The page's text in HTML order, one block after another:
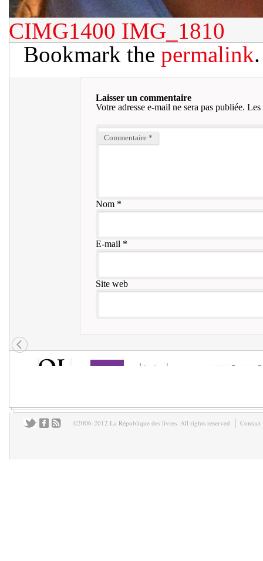
CIMG1400 IMG_1810
Bookmark the permalink.
Laisser un commentaire
Votre adresse e-mail ne sera pas publiée. Les
Commentaire *
Nom*
E-mail *
Site web
©2006-2012 La République des livres. All rights reserved Contact